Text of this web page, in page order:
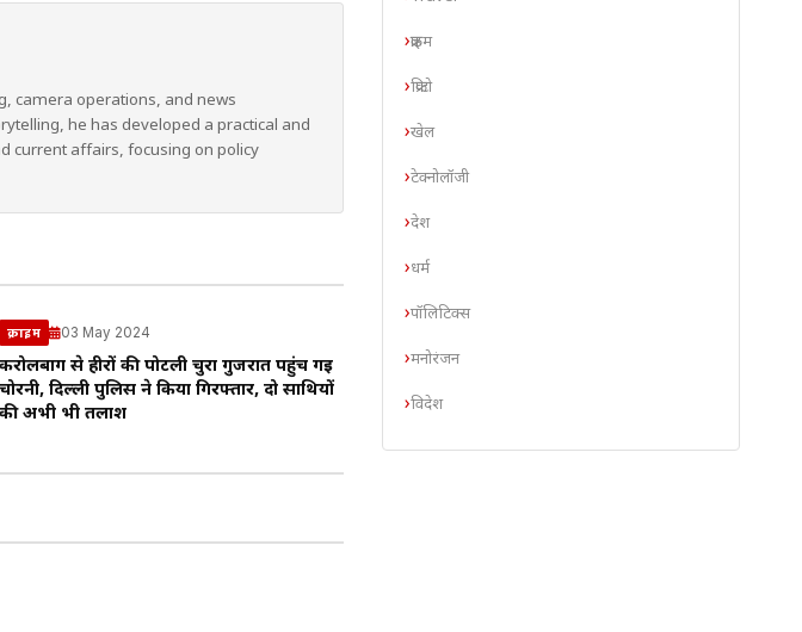
camera operations, and news
he has developed a practical and
current affairs, focusing on policy
क्राइम 03 May 2024
करोलबाग से हीरों की पोटली चुरा गुजरात पहुंच गई
चोरनी, दिल्ली पुलिस ने किया गिरफ्तार, दो साथियों
की अभी भी तलाश
क्राइम
क्रिप्टो
खेल
टेक्नोलॉजी
देश
धर्म
पॉलिटिक्स
मनोरंजन
विदेश